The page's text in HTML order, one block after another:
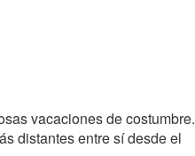
vacaciones de costumbre.
distantes entre sí desde el